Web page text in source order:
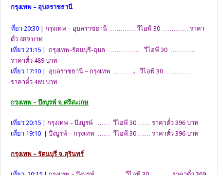
กรุงเทพ – อุบลราชธานี
ที่ยว 20:30
กรุงเทพ – อุบลราชธานี ………… วีไอพี 30 ………… ราคา
ตั๋ว 489 บาท
เที่ยว 21:15
กรุงเทพ-รัตนบุรี-อุบล …………… วีไอพี 30 …………
ราคาตั๋ว 489 บาท
เที่ยว 17:10
อุบลราชธานี – กรุงเทพ ……….. วีไอพี 30 …………
ราคาตั๋ว 489 บาท
กรุงเทพ – บึงบูรพ์ จ.ศรีสะเกษ
เที่ยว 20:15 | กรุงเทพ – บึงบูรพ์ …… วีไอพี 30 …… ราคาตั๋ว 396 บาท
เที่ยว 19:10 | บึงบูรพ์ – กรุงเทพ …… วีไอพี 30 …… ราคาตั๋ว 396 บาท
กรุงเทพ – รัตนบุรี จ.สุรินทร์